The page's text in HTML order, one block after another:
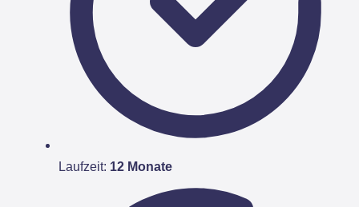
Laufzeit: 12 Monate